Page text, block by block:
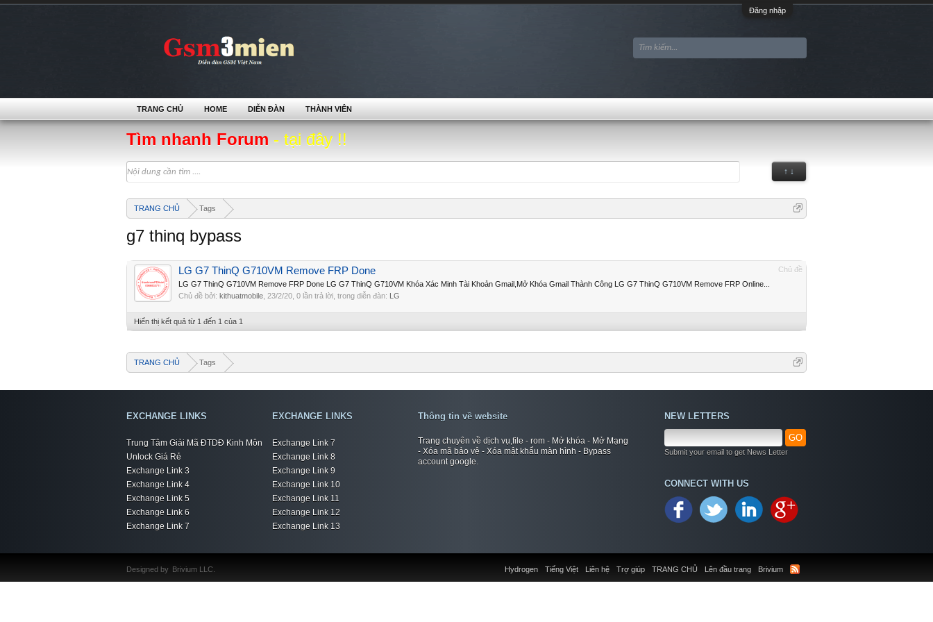
Đăng nhập
Tìm nhanh Forum - tại đây !!
↑ ↓
TRANG CHỦ Tags
g7 thinq bypass
Chủ đề
LG G7 ThinQ G710VM Remove FRP Done
LG G7 ThinQ G710VM Remove FRP Done LG G7 ThinQ G710VM Khóa Xác Minh Tài Khoản Gmail,Mở Khóa Gmail Thành Công LG G7 ThinQ G710VM Remove FRP Online...
Chủ đề bởi: kithuatmobile 23/2/20 , 0 lần trả lời, trong diễn đàn: LG
Hiển thị kết quả từ 1 đến 1 của 1
TRANG CHỦ Tags
TRANG CHỦ HOME DIỄN ĐÀN THÀNH VIÊN
EXCHANGE LINKS
Trung Tâm Giải Mã ĐTDĐ Kinh Môn
Unlock Giá Rẻ
Exchange Link 3
Exchange Link 4
Exchange Link 5
Exchange Link 6
Exchange Link 7
EXCHANGE LINKS
Exchange Link 7
Exchange Link 8
Exchange Link 9
Exchange Link 10
Exchange Link 11
Exchange Link 12
Exchange Link 13
Thông tin về website
Trang chuyên về dịch vụ,file - rom - Mở khóa - Mở Mạng
- Xóa mã bảo vệ - Xóa mật khẩu màn hình - Bypass
account google.
NEW LETTERS
GO
Submit your email to get News Letter
CONNECT WITH US
Liên hệ Trợ giúp TRANG CHỦ Lên đầu trang Brivium
Hydrogen Tiếng Việt
Designed by Brivium LLC.